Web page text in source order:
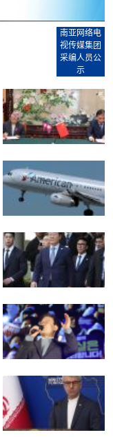
南亚网络电
视传媒集团
采编人员公
示